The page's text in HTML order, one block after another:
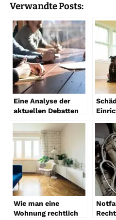
Verwandte Posts:
Eine Analyse der
aktuellen Debatten
Sexualstrafrecht
Wie man eine
Wohnung rechtlich